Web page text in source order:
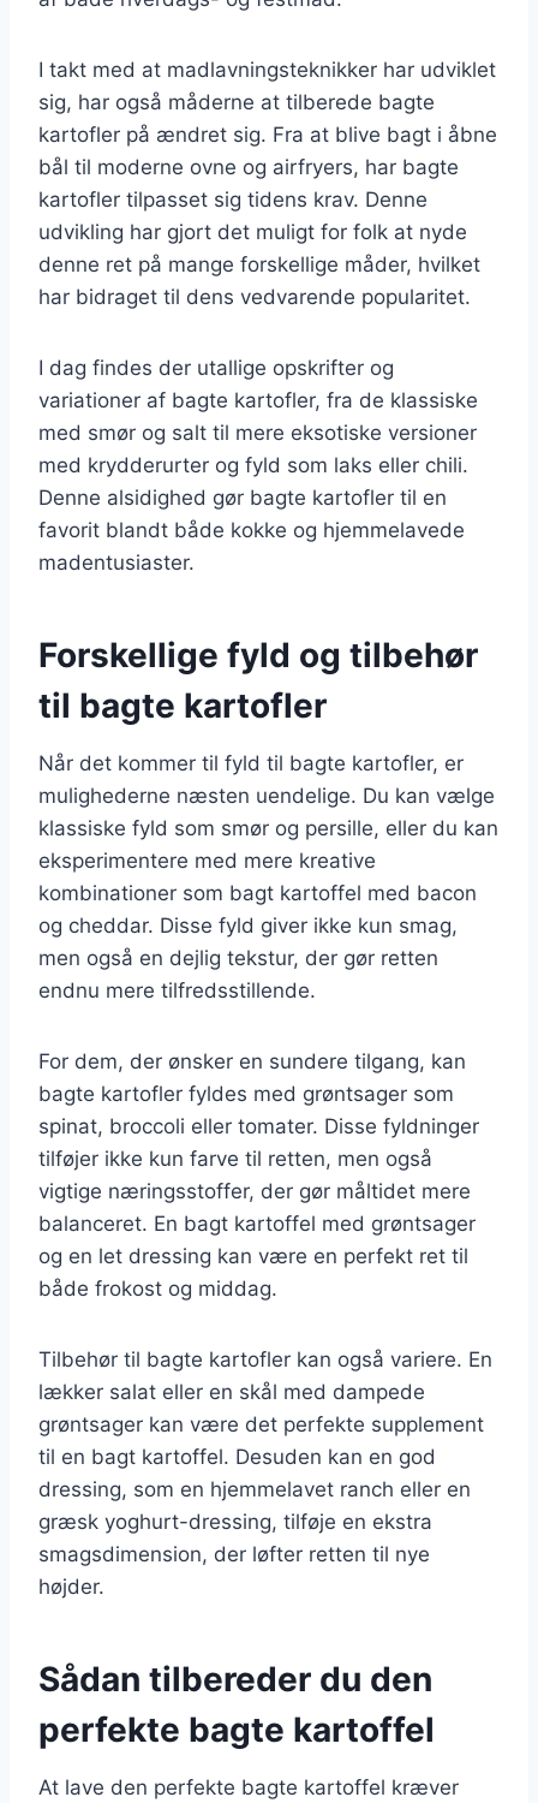
I takt med at madlavningsteknikker har udviklet
sig, har også måderne at tilberede bagte
kartofler på ændret sig. Fra at blive bagt i åbne
bål til moderne ovne og airfryers, har bagte
kartofler tilpasset sig tidens krav. Denne
udvikling har gjort det muligt for folk at nyde
denne ret på mange forskellige måder, hvilket
har bidraget til dens vedvarende popularitet.
I dag findes der utallige opskrifter og
variationer af bagte kartofler, fra de klassiske
med smør og salt til mere eksotiske versioner
med krydderurter og fyld som laks eller chili.
Denne alsidighed gør bagte kartofler til en
favorit blandt både kokke og hjemmelavede
madentusiaster.
Forskellige fyld og tilbehør
til bagte kartofler
Når det kommer til fyld til bagte kartofler, er
mulighederne næsten uendelige. Du kan vælge
klassiske fyld som smør og persille, eller du kan
eksperimentere med mere kreative
kombinationer som bagt kartoffel med bacon
og cheddar. Disse fyld giver ikke kun smag,
men også en dejlig tekstur, der gør retten
endnu mere tilfredsstillende.
For dem, der ønsker en sundere tilgang, kan
bagte kartofler fyldes med grøntsager som
spinat, broccoli eller tomater. Disse fyldninger
tilføjer ikke kun farve til retten, men også
vigtige næringsstoffer, der gør måltidet mere
balanceret. En bagt kartoffel med grøntsager
og en let dressing kan være en perfekt ret til
både frokost og middag.
Tilbehør til bagte kartofler kan også variere. En
lækker salat eller en skål med dampede
grøntsager kan være det perfekte supplement
til en bagt kartoffel. Desuden kan en god
dressing, som en hjemmelavet ranch eller en
græsk yoghurt-dressing, tilføje en ekstra
smagsdimension, der løfter retten til nye
højder.
Sådan tilbereder du den
perfekte bagte kartoffel
At lave den perfekte bagte kartoffel kræver